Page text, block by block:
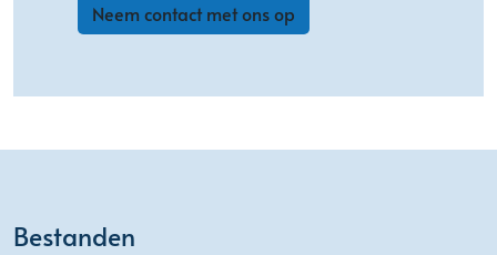
Neem contact met ons op
Bestanden